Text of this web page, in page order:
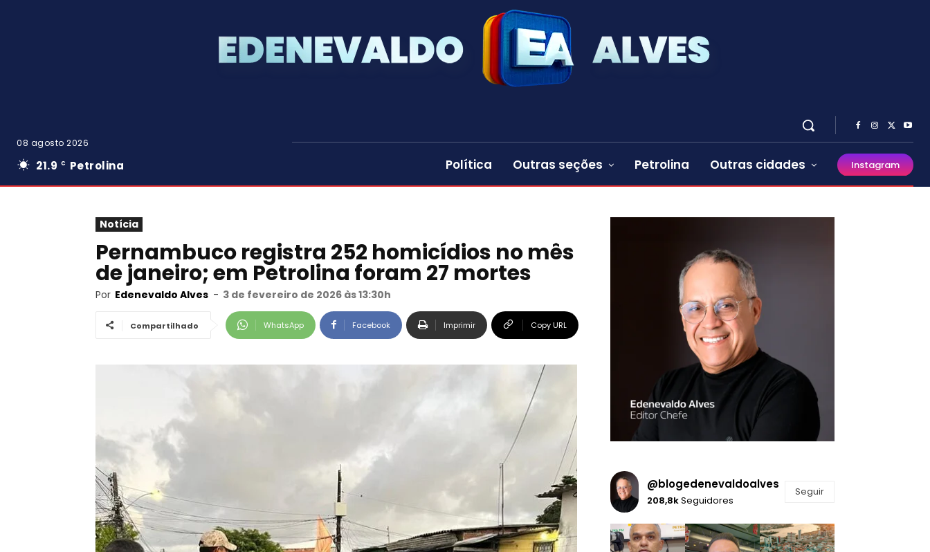
08 agosto 2026
21.9 C Petrolina Política Outras seções Petrolina Outras cidades Instagram
Notícia
Pernambuco registra 252 homicídios no mês
de janeiro; em Petrolina foram 27 mortes
Por Edenevaldo Alves - 3 de fevereiro de 2026 às 13:30h
Compartilhado WhatsApp Facebook Imprimir Copy URL
@blogedenevaldoalves
208,8kSeguidores
Seguir